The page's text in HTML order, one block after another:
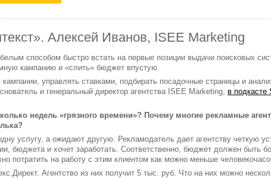
Алексей Иванов, ISEE Marketing
способом быстро встать на первые позиции выдачи поисковых
кампанию и «слить» бюджет впустую.
управлять ставками, подбирать посадочные страницы и
и генеральный директор агентства ISEE Marketing, в подкасте
недель «грязного времени»? Почему многие рекламные
услугу, а ожидают другую. Рекламодатель дает агентству четкую
бюджета и хочет заработать. Соответственно, бюджет должен быть
потратить на работу с этим клиентом как можно меньше
Агентство из них получит 5 тыс. руб. Что на них можно